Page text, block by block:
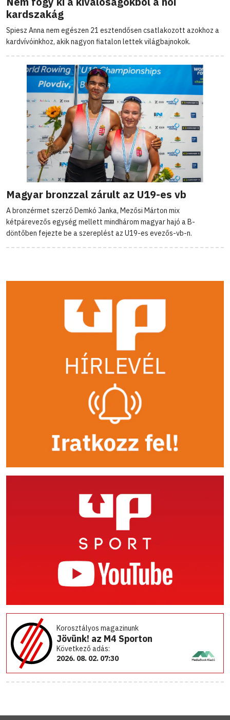
kardszakág
Spiesz Anna nem egészen 21 esztendősen csatlakozott azokhoz a
kardvívóinkhoz, akik nagyon fiatalon lettek világbajnokok.
Magyar bronzzal zárult az U19-es vb
A bronzérmet szerző Demkó Janka, Mezősi Márton mix
kétpárevezős egység mellett mindhárom magyar hajó a B-
döntőben fejezte be a szereplést az U19-es evezős-vb-n.
Korosztályos magazinunk
Jövünk! az M4 Sporton
Következő adás:
2026. 08. 02. 07:30